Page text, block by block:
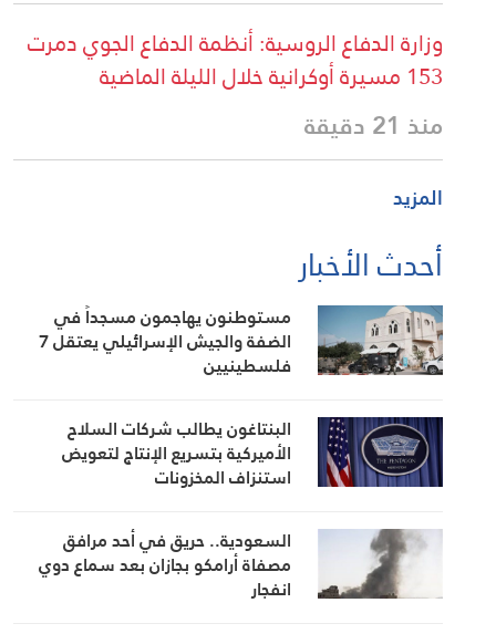
وزارة الدفاع الروسية: أنظمة الدفاع الجوي دمرت
المزيد
أحدث الأخبار
مستوطنون يهاجمون مسجداً في
الضفة والجيش الإسرائيلي يعتقل 7
فلسطينيين
البنتاغون يطالب شركات السلاح
الأميركية بتسريع الإنتاج لتعويض
استنزاف المخزونات
السعودية.. حريق في أحد مرافق
مصفاة أرامكو بجازان بعد سماع دوي
انفجار